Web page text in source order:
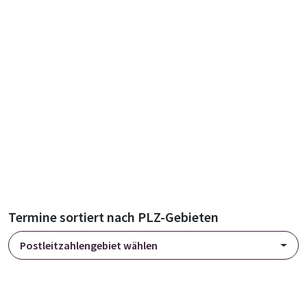
Termine sortiert nach PLZ-Gebieten
Postleitzahlengebiet wählen